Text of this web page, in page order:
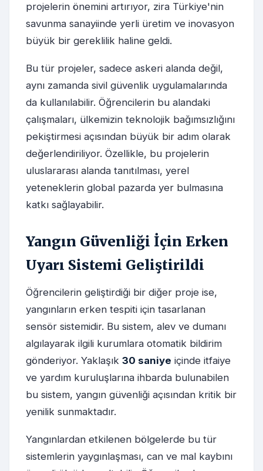
projelerin önemini artırıyor, zira Türkiye'nin
savunma sanayiinde yerli üretim ve inovasyon
büyük bir gereklilik haline geldi.
Bu tür projeler, sadece askeri alanda değil,
aynı zamanda sivil güvenlik uygulamalarında
da kullanılabilir. Öğrencilerin bu alandaki
çalışmaları, ülkemizin teknolojik bağımsızlığını
pekiştirmesi açısından büyük bir adım olarak
değerlendiriliyor. Özellikle, bu projelerin
uluslararası alanda tanıtılması, yerel
yeteneklerin global pazarda yer bulmasına
katkı sağlayabilir.
Yangın Güvenliği İçin Erken
Uyarı Sistemi Geliştirildi
Öğrencilerin geliştirdiği bir diğer proje ise,
yangınların erken tespiti için tasarlanan
sensör sistemidir. Bu sistem, alev ve dumanı
algılayarak ilgili kurumlara otomatik bildirim
gönderiyor. Yaklaşık 30 saniye içinde itfaiye
ve yardım kuruluşlarına ihbarda bulunabilen
bu sistem, yangın güvenliği açısından kritik bir
yenilik sunmaktadır.
Yangınlardan etkilenen bölgelerde bu tür
sistemlerin yaygınlaşması, can ve mal kaybını